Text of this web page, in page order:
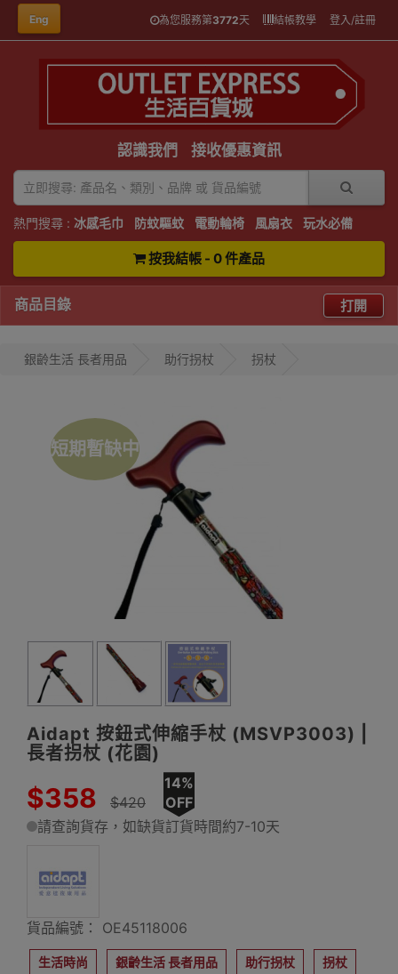
Eng 為您服務第3772天 結帳教學 登入/註冊
認識我們 接收優惠資訊
熱門搜尋 : 冰感毛巾 防蚊驅蚊 電動輪椅 風扇衣 玩水必備
按我結帳 - 0 件產品
商品目錄 打開
銀齡生活 長者用品 助行拐杖 拐杖
短期暫缺中
Aidapt 按鈕式伸縮手杖 (MSVP3003) |
長者拐杖 (花園)
$358 $420
14%
OFF
請查詢貨存，如缺貨訂貨時間約7-10天
貨品編號： OE45118006
生活時尚 銀齡生活 長者用品 助行拐杖 拐杖